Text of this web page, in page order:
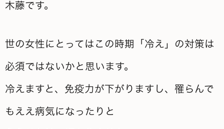
木藤です。
世の女性にとってはこの時期「冷え」の対策は
必須ではないかと思います。
冷えますと、免疫力が下がりますし、罹らんで
もええ病気になったりと